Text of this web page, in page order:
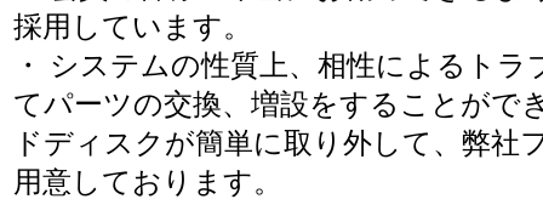
採用しています。
・ システムの性質上、相性によるト
てパーツの交換、増設をすることがで
ドディスクが簡単に取り外して、弊
用意しております。